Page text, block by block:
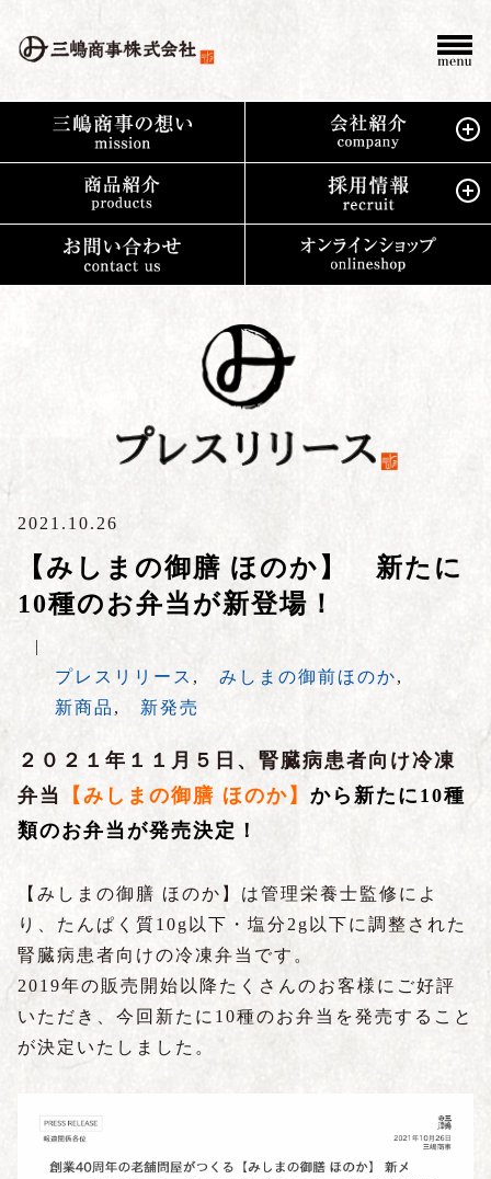
2021.10.26
【みしまの御膳 ほのか】 新たに
10種のお弁当が新登場！
|
プレスリリース , みしまの御前ほのか,
新商品 , 新発売
２０２１年１１月５日、腎臓病患者向け冷凍
弁当
【みしまの御膳 ほのか】 から新たに10種
類のお弁当が発売決定！
【みしまの御膳 ほのか】は管理栄養士監修によ
り、たんぱく質10g以下・塩分2g以下に調整された
腎臓病患者向けの冷凍弁当です。
2019年の販売開始以降たくさんのお客様にご好評
いただき、今回新たに10種のお弁当を発売すること
が決定いたしました。